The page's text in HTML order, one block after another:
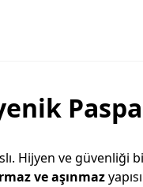
Hijyen ve güvenliği
ve aşınmaz